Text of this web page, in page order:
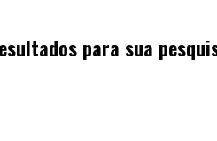
para sua